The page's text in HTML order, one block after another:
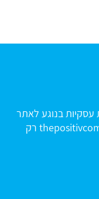
עסקיות בנוגע לאתר
רק